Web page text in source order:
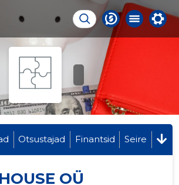
Otsustajad Finantsid Seire
OÜ